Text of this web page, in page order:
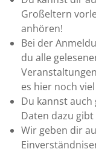
Großeltern
anhören!
Bei der
du alle
es hier noch
Du kannst
Daten dazu gibt
Wir geben dir